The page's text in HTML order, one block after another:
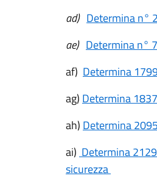
ad) Determina n°
ae) Determina n°
af) Determina
ag) Determina
ah) Determina
ai) Determina
sicurezza